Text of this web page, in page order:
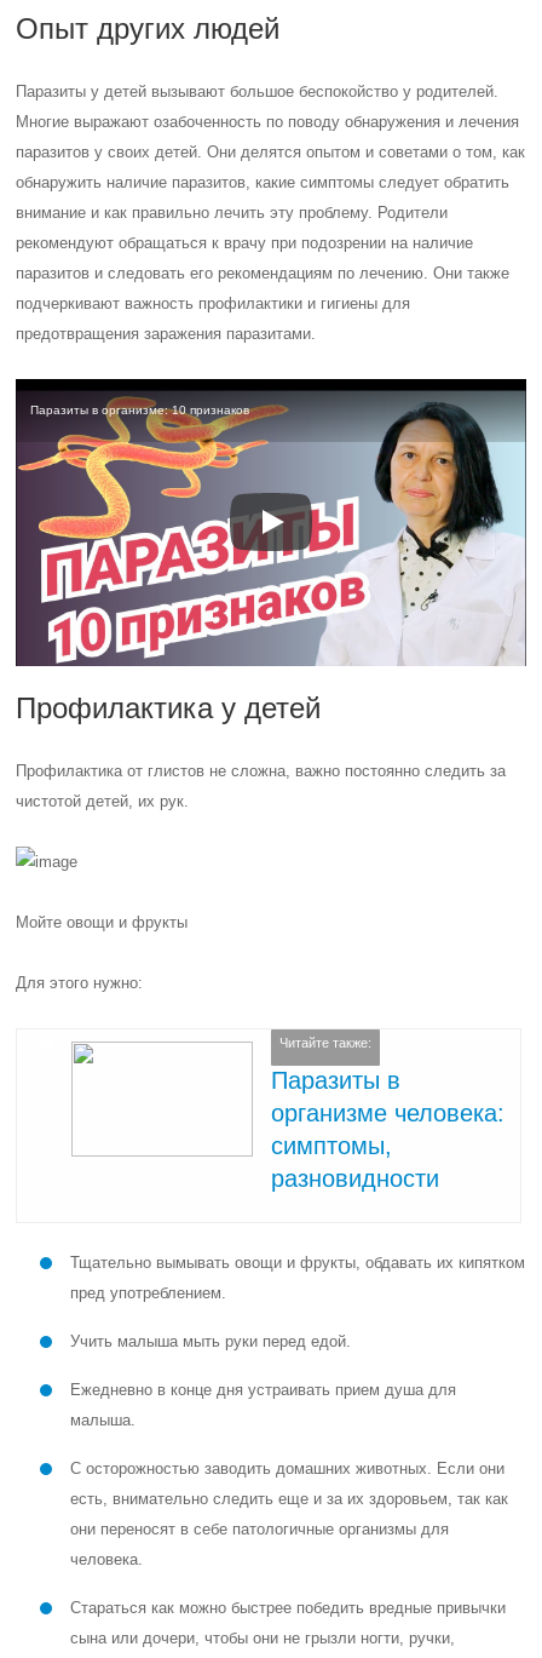
Опыт других людей
Паразиты у детей вызывают большое беспокойство у родителей.
Многие выражают озабоченность по поводу обнаружения и лечения
паразитов у своих детей. Они делятся опытом и советами о том, как
обнаружить наличие паразитов, какие симптомы следует обратить
внимание и как правильно лечить эту проблему. Родители
рекомендуют обращаться к врачу при подозрении на наличие
паразитов и следовать его рекомендациям по лечению. Они также
подчеркивают важность профилактики и гигиены для
предотвращения заражения паразитами.
Паразиты в организме: 10 признаков
Профилактика у детей
Профилактика от глистов не сложна, важно постоянно следить за
чистотой детей, их рук.
Мойте овощи и фрукты
Для этого нужно:
Читайте также:
Паразиты в
организме человека:
симптомы,
разновидности
Тщательно вымывать овощи и фрукты, обдавать их кипятком
пред употреблением.
Учить малыша мыть руки перед едой.
Ежедневно в конце дня устраивать прием душа для
малыша.
С осторожностью заводить домашних животных. Если они
есть, внимательно следить еще и за их здоровьем, так как
они переносят в себе патологичные организмы для
человека.
Стараться как можно быстрее победить вредные привычки
сына или дочери, чтобы они не грызли ногти, ручки,